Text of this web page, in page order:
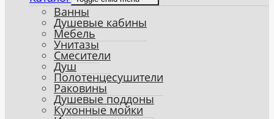
Ванны
Душевые кабины
Мебель
Унитазы
Смесители
Душ
Полотенцесушители
Раковины
Душевые поддоны
Кухонные мойки